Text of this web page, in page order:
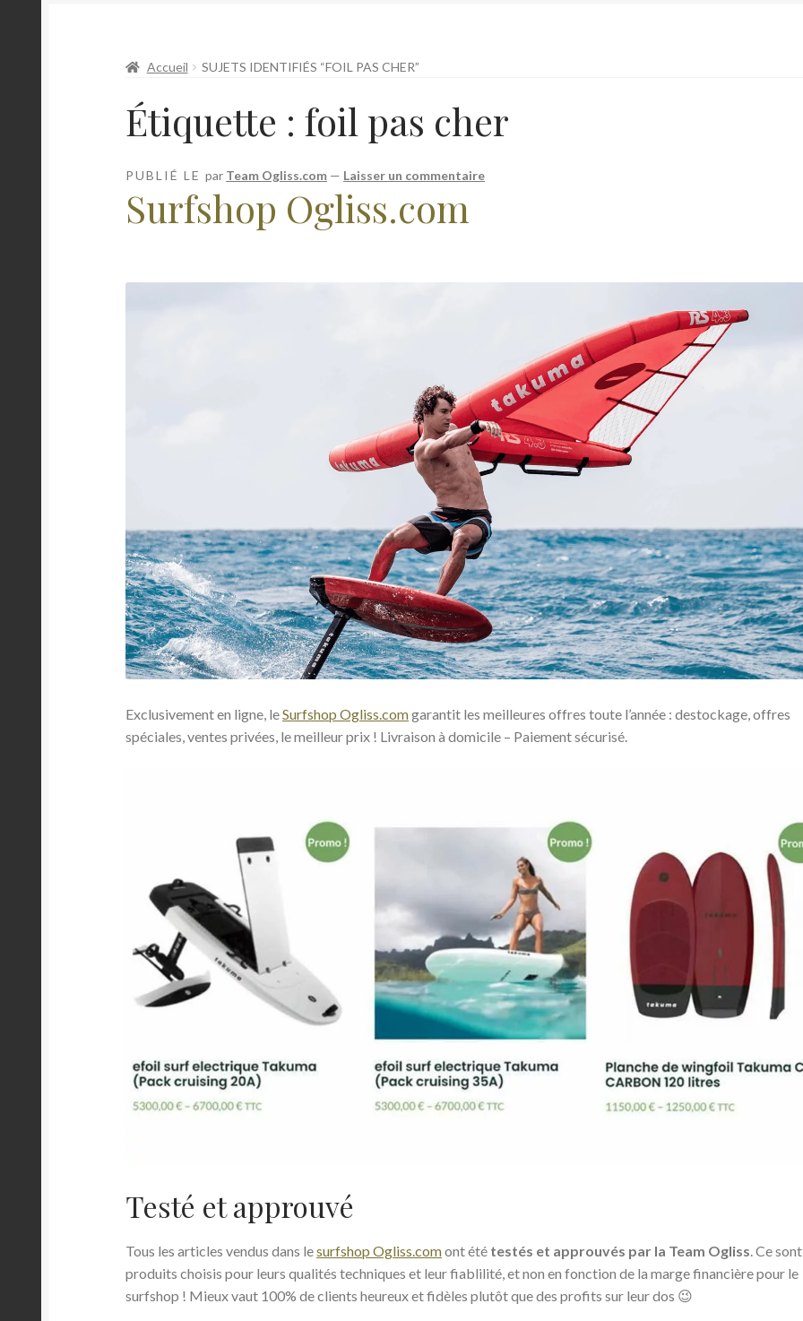
Accueil SUJETS IDENTIFIÉS “FOIL PAS CHER”
Étiquette :foil pas cher
PUBLIÉ LEpar Team Ogliss.com — Laisser un commentaire
Surfshop Ogliss.com
Exclusivement en ligne, leSurfshop Ogliss.comgarantit les meilleures offres toute l’année : destockage, offres
spéciales, ventes privées, le meilleur prix ! Livraison à domicile – Paiement sécurisé.
Testé et approuvé
Tous les articles vendus dans lesurfshop Ogliss.comont été testés et approuvés par la Team Ogliss . Ce
produits choisis pour leurs qualités techniques et leur fiablilité, et non en fonction de la marge financière pour le
surfshop ! Mieux vaut 100% de clients heureux et fidèles plutôt que des profits sur leur dos 😉